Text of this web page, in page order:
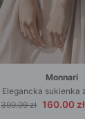
Monnari
Elegancka sukienka
399.99 zł 160.00 zł